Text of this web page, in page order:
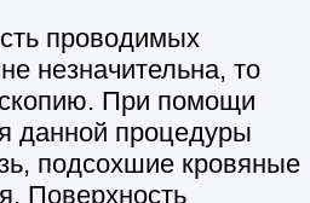
проводимых
незначительна, то
При помощи
данной процедуры
подсохшие кровяные
Поверхность